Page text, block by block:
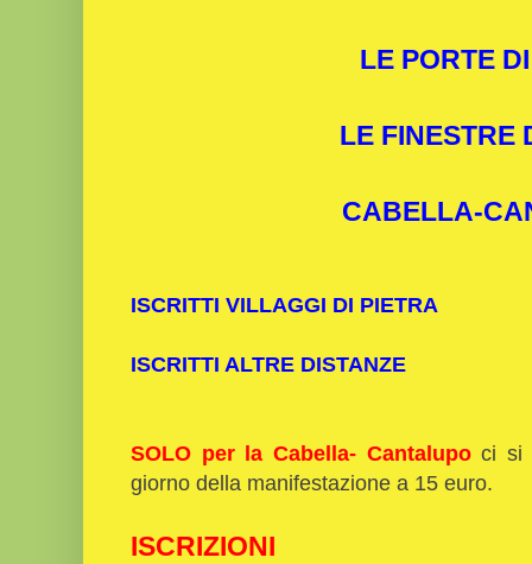
LE PORTE
LE FINESTRE
CABELLA-
ISCRITTI VILLAGGI DI PIETRA
ISCRITTI ALTRE DISTANZE
SOLO per la Cabella- Cantalupoci si
giorno della manifestazione a 15 euro.
ISCRIZIONI